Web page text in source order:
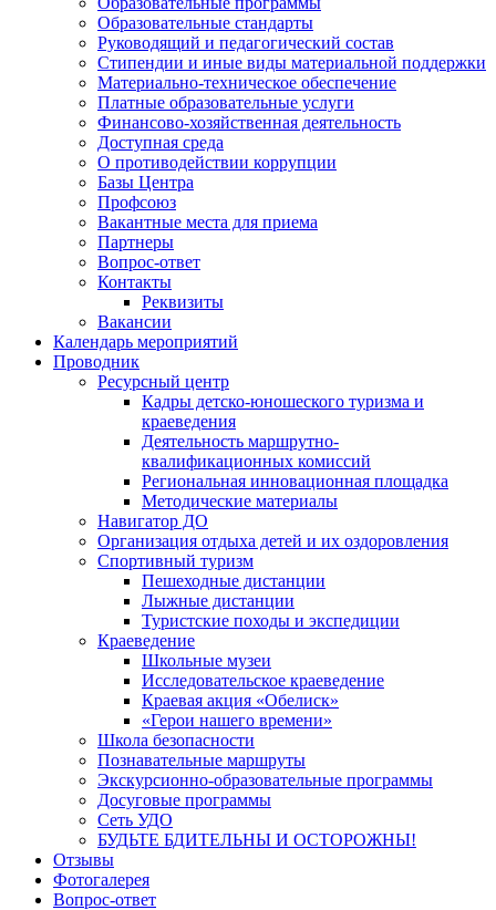
Образовательные стандарты
Руководящий и педагогический состав
Стипендии и иные виды материальной поддержки
Материально-техническое обеспечение
Платные образовательные услуги
Финансово-хозяйственная деятельность
Доступная среда
О противодействии коррупции
Базы Центра
Профсоюз
Вакантные места для приема
Партнеры
Вопрос-ответ
Контакты
Реквизиты
Вакансии
Календарь мероприятий
Проводник
Ресурсный центр
Кадры детско-юношеского туризма и
краеведения
Деятельность маршрутно-
квалификационных комиссий
Региональная инновационная площадка
Методические материалы
Навигатор ДО
Организация отдыха детей и их оздоровления
Спортивный туризм
Пешеходные дистанции
Лыжные дистанции
Туристские походы и экспедиции
Краеведение
Школьные музеи
Исследовательское краеведение
Краевая акция «Обелиск»
«Герои нашего времени»
Школа безопасности
Познавательные маршруты
Экскурсионно-образовательные программы
Досуговые программы
Сеть УДО
БУДЬТЕ БДИТЕЛЬНЫ И ОСТОРОЖНЫ!
Отзывы
Фотогалерея
Вопрос-ответ